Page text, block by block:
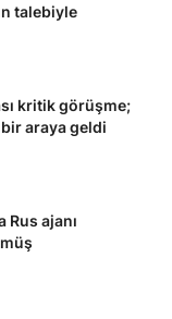
talebiyle
kritik görüşme;
araya geldi
Rus ajanı